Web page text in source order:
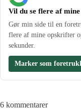
Vil du se flere af
Gør min side til en
flere af mine opskrifter
sekunder.
Marker som
6 kommentarer